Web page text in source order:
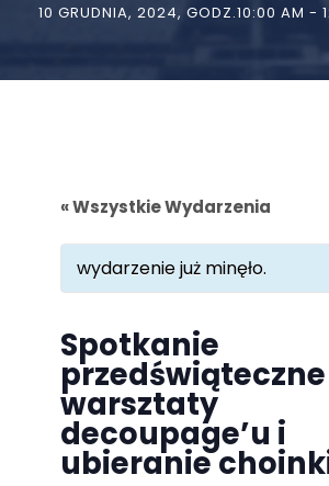
10 GRUDNIA, 2024, GODZ.10:00 AM -
« Wszystkie Wydarzenia
wydarzenie już minęło.
Spotkanie
warsztaty
decoupage’u i
ubieranie